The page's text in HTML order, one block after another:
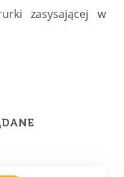
zasysającej w